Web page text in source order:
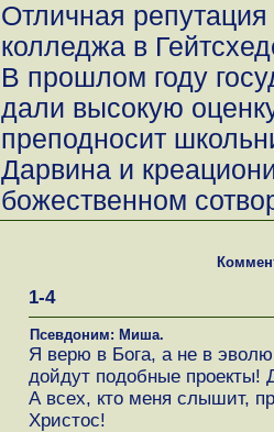
Отличная репутация
колледжа в
В прошлом году
дали высокую
преподносит
Дарвина и
божественном
1-4
Псевдоним: Миша.
Я верю в Бога, а не в
дойдут подобные проекты!
А всех, кто меня слышит,
Христос!